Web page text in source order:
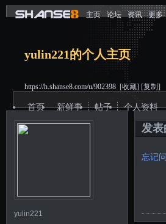
主页 论坛 资讯 更多
yulin221的个人主页
https://h.shanse8.com/u/902398 [收藏] [复制]
首页 新鲜事 帖子 个人资料
yulin221
发
忘记